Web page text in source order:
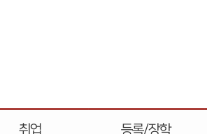
취업 등록/장학